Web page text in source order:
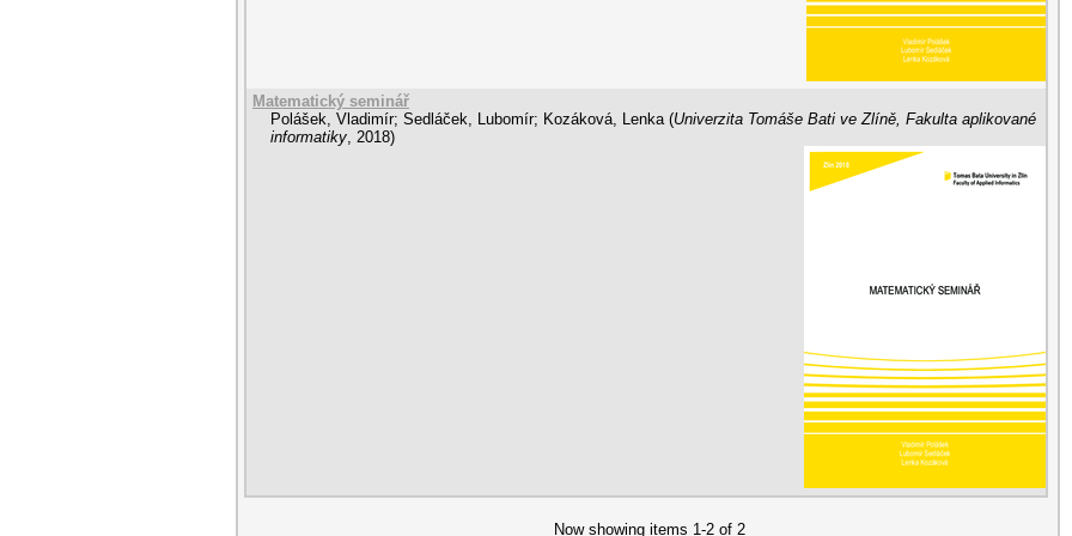
Matematický seminář
Polášek, Vladimír; Sedláček, Lubomír; Kozáková, Lenka (Univerzita Tomáše Bati ve Zlíně, Fakulta aplikované
informatiky 2018)
Now showing items 1-2 of 2